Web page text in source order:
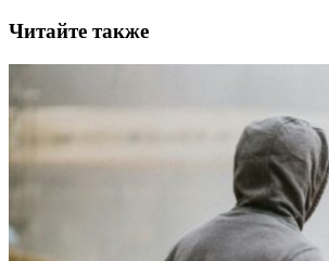
Читайте также